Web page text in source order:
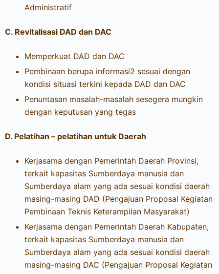
Administratif
C. Revitalisasi DAD dan DAC
Memperkuat DAD dan DAC
Pembinaan berupa informasi2 sesuai dengan
kondisi situasi terkini kepada DAD dan DAC
Penuntasan masalah-masalah sesegera mungkin
dengan keputusan yang tegas
D. Pelatihan – pelatihan untuk Daerah
Kerjasama dengan Pemerintah Daerah Provinsi,
terkait kapasitas Sumberdaya manusia dan
Sumberdaya alam yang ada sesuai kondisi daerah
masing-masing DAD (Pengajuan Proposal Kegiatan
Pembinaan Teknis Keterampilan Masyarakat)
Kerjasama dengan Pemerintah Daerah Kabupaten,
terkait kapasitas Sumberdaya manusia dan
Sumberdaya alam yang ada sesuai kondisi daerah
masing-masing DAC (Pengajuan Proposal Kegiatan